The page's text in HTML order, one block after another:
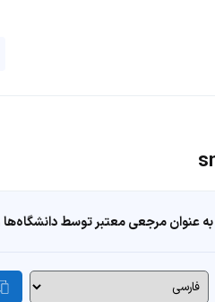
عنوان مرجعی معتبر توسط دانشگاه‌ها